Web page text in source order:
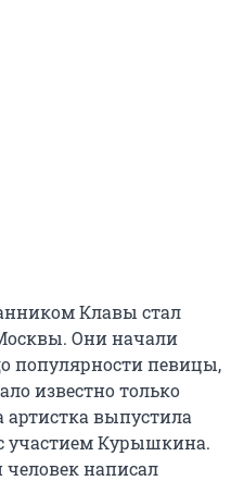
Клавы стал
Они начали
популярности певицы,
известно только
артистка выпустила
участием Курышкина.
написал